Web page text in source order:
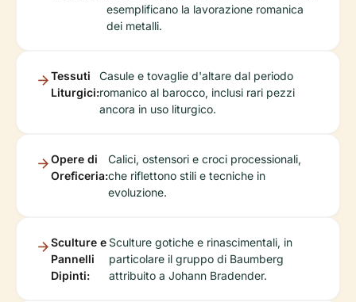
esemplificano la lavorazione romanica
dei metalli.
Tessuti
Liturgici:
Casule e tovaglie d'altare dal periodo
romanico al barocco, inclusi rari pezzi
ancora in uso liturgico.
Opere di
Oreficeria:
Calici, ostensori e croci processionali,
che riflettono stili e tecniche in
evoluzione.
Sculture e
Pannelli
Dipinti:
Sculture gotiche e rinascimentali, in
particolare il gruppo di Baumberg
attribuito a Johann Bradender.